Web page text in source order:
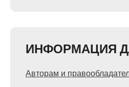
ИНФОРМАЦИЯ
Авторам и